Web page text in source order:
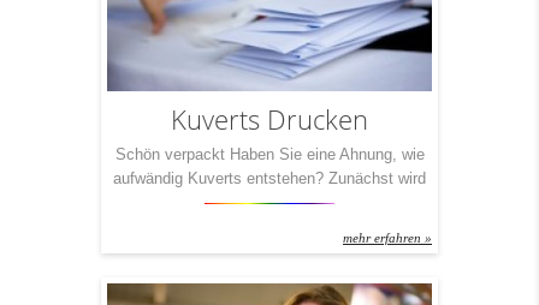
Kuverts Drucken
Schön verpackt Haben Sie eine Ahnung, wie
aufwändig Kuverts entstehen? Zunächst wird
– ausgehend von der Papierrolle – der Innen-
Flexodruckverfahren aufgebracht. Danach wird
erfolgt die Fensterung inkl. des Einklebens der
mehr erfahren »